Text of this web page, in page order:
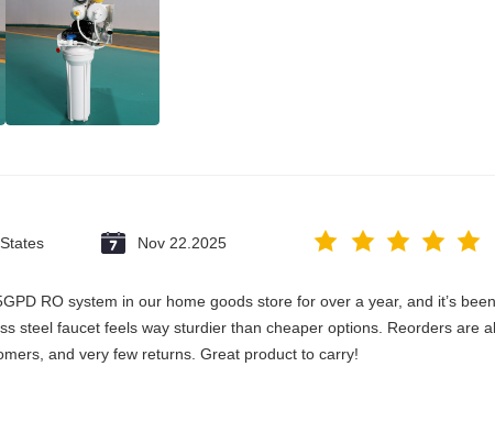
Nov 22.2025
RO system in our home goods store for over a year, and it’s
steel faucet feels way sturdier than cheaper options. Reorders are
and very few returns. Great product to carry!